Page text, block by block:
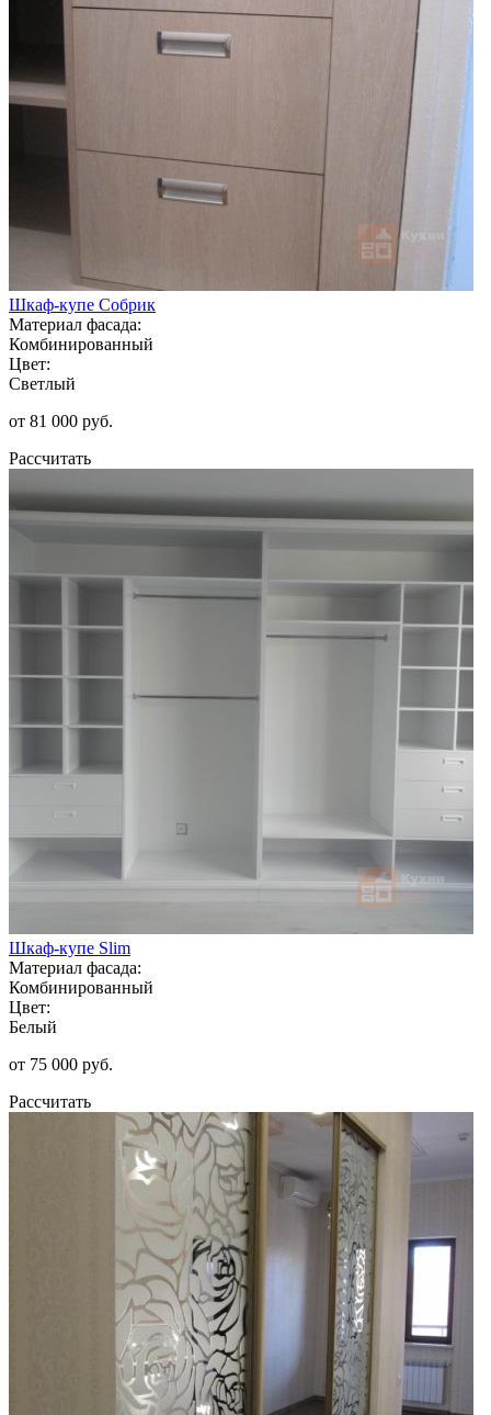
Шкаф-купе Собрик
Материал фасада:
Комбинированный
Цвет:
Светлый
от 81 000 руб.
Рассчитать
Шкаф-купе Slim
Материал фасада:
Комбинированный
Цвет:
Белый
от 75 000 руб.
Рассчитать